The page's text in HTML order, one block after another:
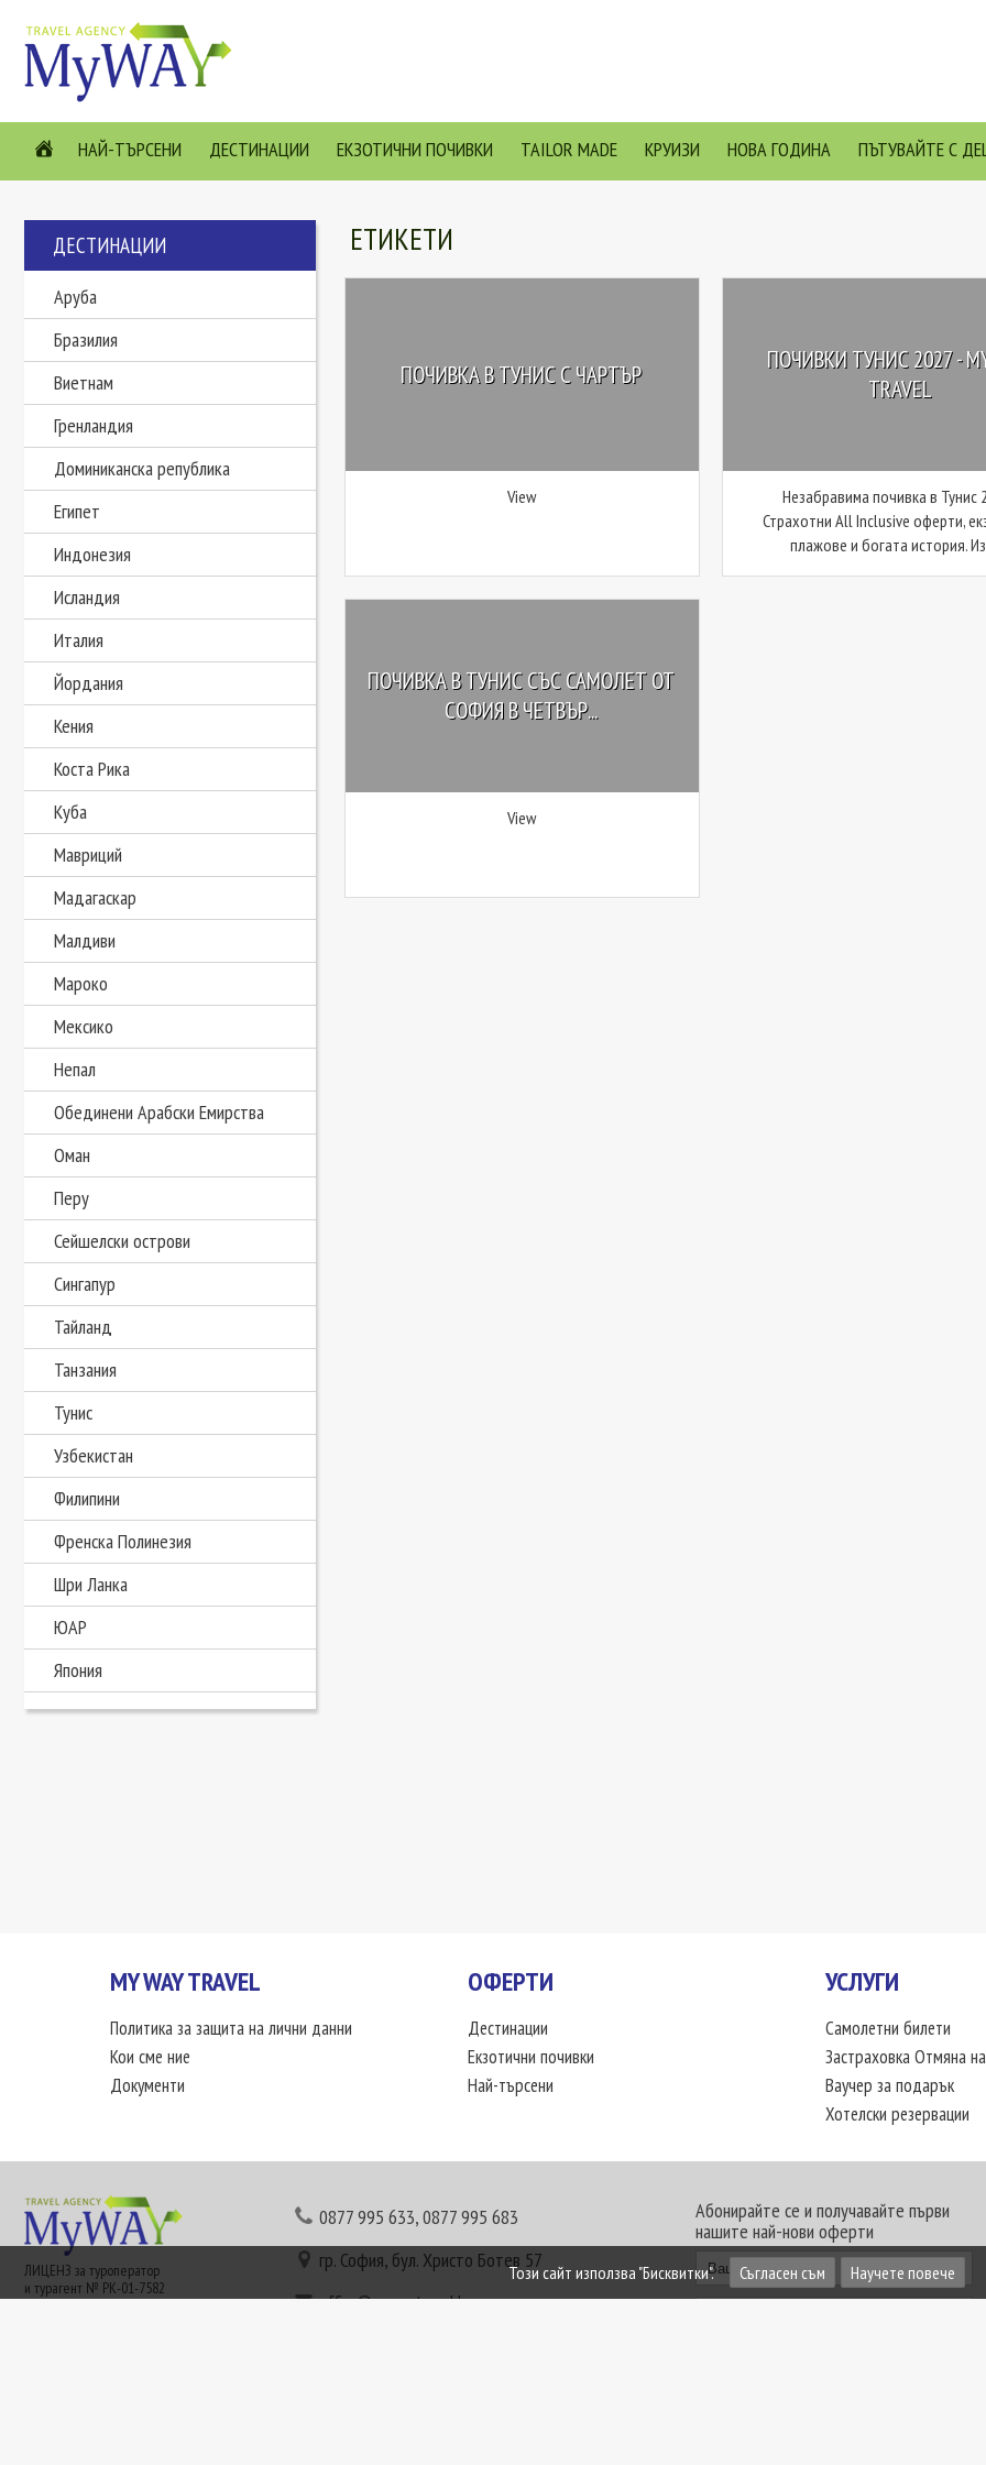
НАЙ-ТЪРСЕНИ ДЕСТИНАЦИИ ЕКЗОТИЧНИ ПОЧИВКИ TAILOR MADE КРУИЗИ НОВА ГОДИНА ПЪТУВАЙТЕ С
ДЕСТИНАЦИИ
Аруба
Бразилия
Виетнам
Гренландия
Доминиканска република
Египет
Индонезия
Исландия
Италия
Йордания
Кения
Коста Рика
Куба
Мавриций
Мадагаскар
Малдиви
Мароко
Мексико
Непал
Обединени Арабски Емирства
Оман
Перу
Сейшелски острови
Сингапур
Тайланд
Танзания
Тунис
Узбекистан
Филипини
Френска Полинезия
Шри Ланка
ЮАР
Япония
ЕТИКЕТИ
ПОЧИВКА В ТУНИС С ЧАРТЪР
View
ПОЧИВКИ ТУНИС 2027 -
TRAVEL
Незабравима почивка в Тунис
Страхотни All Inclusive оферти,
плажове и богата история.
ПОЧИВКА В ТУНИС СЪС САМОЛЕТ ОТ
СОФИЯ В ЧЕТВЪР...
View
MY WAY TRAVEL
Политика за защита на лични данни
Кои сме ние
Документи
ОФЕРТИ
Дестинации
Екзотични почивки
Най-търсени
УСЛУГИ
Самолетни билети
Застраховка Отмяна
Ваучер за подарък
Хотелски резервации
ЛИЦЕНЗ за туроператор
и турагент № РК-01-7582
0877 995 633,0877 995 683
гр. София, бул. Христо Ботев 57
office@mywaytravel.bg
Абонирайте се и получавайте първи
нашите най-нови оферти
Този сайт използва "Бисквитки". Съгласен съм Научете повече